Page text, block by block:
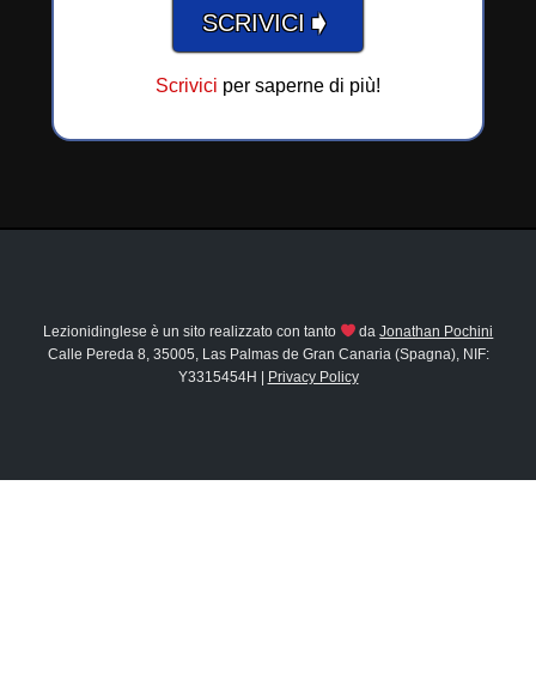
SCRIVICI ➧
Scrivici per saperne di più!
Lezionidinglese è un sito realizzato con tanto daJonathan Pochini
Calle Pereda 8, 35005, Las Palmas de Gran Canaria (Spagna), NIF:
Y3315454H | Privacy Policy